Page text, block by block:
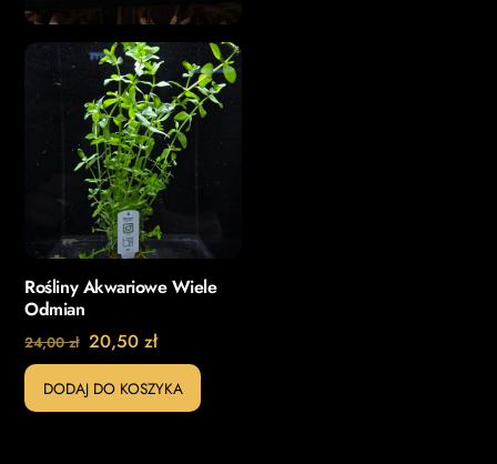
Rośliny Akwariowe Wiele
Odmian
24,00zł Pierwotna
cena
wynosiła:
20,50złAktualna
cena
wynosi:
DODAJ DO KOSZYKA